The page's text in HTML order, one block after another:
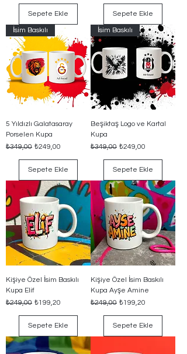
Sepete Ekle Sepete Ekle
İsim Baskılı
5 Yıldızlı Galatasaray
Porselen Kupa
Normal Fiyat
₺349,00 İndirimli Fiyat
₺249,00
Sepete Ekle
İsim Baskılı
Beşiktaş Logo ve Kartal
Kupa
Normal Fiyat
₺349,00 İndirimli Fiyat
₺249,00
Sepete Ekle
Kişiye Özel İsim Baskılı
Kupa Elif
Normal Fiyat
₺249,00 İndirimli Fiyat
₺199,20
Sepete Ekle
Kişiye Özel İsim Baskılı
Kupa Ayşe Amine
Normal Fiyat
₺249,00 İndirimli Fiyat
₺199,20
Sepete Ekle